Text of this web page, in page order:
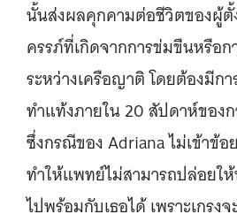
นั้นส่งผลคุกคามต่อชีวิตของผู้ตั้
ครรภ์ที่เกิดจากการข่มขืนหรือก
ระหว่างเครือญาติ โดยต้องมีก
ทำแท้งภายใน 20 สัปดาห์ของ
ซึ่งกรณีของ Adriana ไม่เข้าข้อ
ทำให้แพทย์ไม่สามารถปล่อยใ
ไปพร้อมกับเธอได้ เพราะเกรง